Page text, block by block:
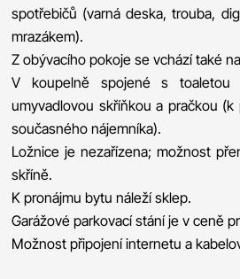
spotřebičů (varná deska, trouba,
mrazákem).
Z obývacího pokoje se vchází také
V koupelně spojené s
umyvadlovou skříňkou a pračkou
současného nájemníka).
Ložnice je nezařízena; možnost
skříně.
K pronájmu bytu náleží sklep.
Garážové parkovací stání je v ceně
Možnost připojení internetu a